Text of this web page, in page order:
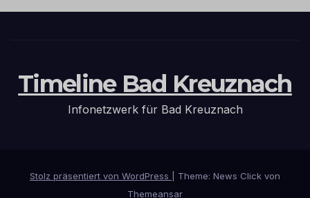
Timeline Bad Kreuznach
Infonetzwerk für Bad Kreuznach
Stolz präsentiert von WordPress
Theme: News Click von
Themeansar